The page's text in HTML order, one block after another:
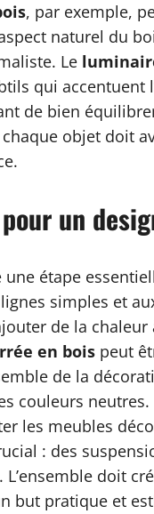
, par exemple,
naturel du
Le
qui accentuent
de bien équilibrer
objet doit
un
une étape
simples et
de la
en bois peut
de la
couleurs
les meubles
: des
doit
but pratique et